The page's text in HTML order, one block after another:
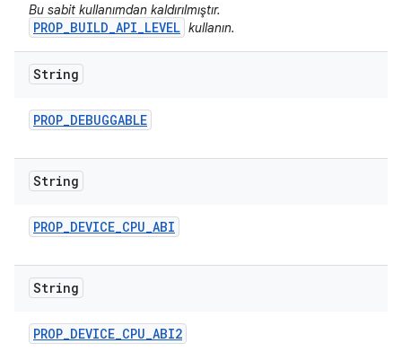
Bu sabit kullanımdan kaldırılmıştır.
PROP_BUILD_API_LEVEL kullanın.
String
PROP_DEBUGGABLE
String
PROP_DEVICE_CPU_ABI
String
PROP_DEVICE_CPU_ABI2